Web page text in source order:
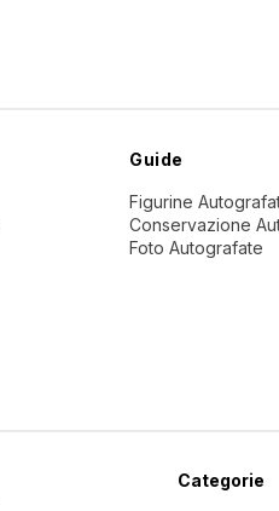
Guide
Figurine
Conservazione
Foto Autografate
Categorie